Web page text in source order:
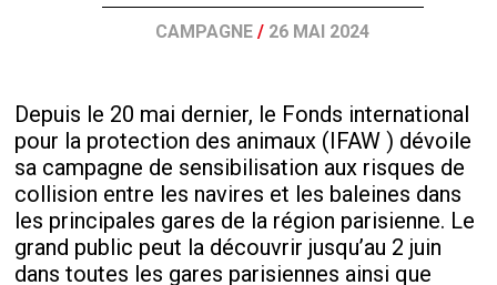
CAMPAGNE / 26 MAI 2024
Depuis le 20 mai dernier, le Fonds international
pour la protection des animaux (IFAW ) dévoile
sa campagne de sensibilisation aux risques de
collision entre les navires et les baleines dans
les principales gares de la région parisienne. Le
grand public peut la découvrir jusqu’au 2 juin
dans toutes les gares parisiennes ainsi que